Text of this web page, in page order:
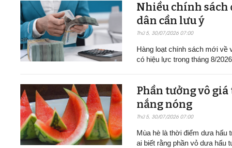
Nhiều chính sách
dân cần lưu ý
Thứ 5, 30/07/2026 07:00
Hàng loạt chính sách mới về
có hiệu lực trong tháng 8/
Phần tưởng vô
nắng nóng
Thứ 5, 30/07/2026 07:00
Mùa hè là thời điểm dưa hấu
ai biết rằng phần vỏ dưa hấu